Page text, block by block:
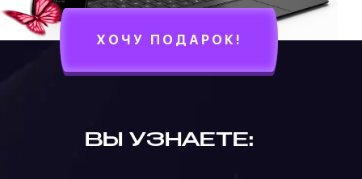
ХОЧУ ПОДАРОК!
ВЫ УЗНАЕТЕ: